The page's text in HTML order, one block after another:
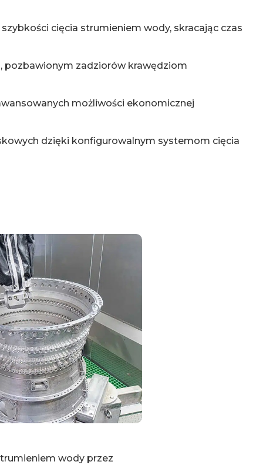
cięcia strumieniem wody, skracając czas
pozbawionym zadziorów krawędziom
możliwości ekonomicznej
dzięki konfigurowalnym systemom cięcia
wody przez